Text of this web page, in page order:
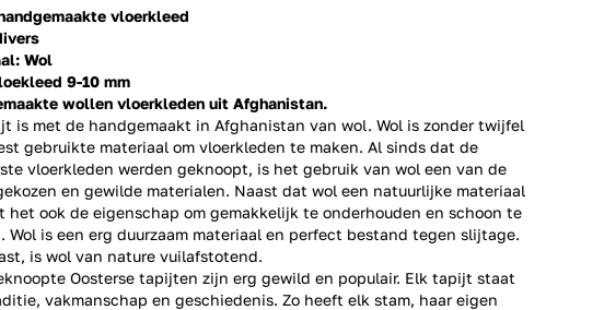
vloerkleed
Wol
9-10 mm
wollen vloerkleden uit Afghanistan.
is met de handgemaakt in Afghanistan van wol. Wol is zonder twijfel
gebruikte materiaal om vloerkleden te maken. Al sinds dat de
vloerkleden werden geknoopt, is het gebruik van wol een van de
en gewilde materialen. Naast dat wol een natuurlijke materiaal
het ook de eigenschap om gemakkelijk te onderhouden en schoon te
Wol is een erg duurzaam materiaal en perfect bestand tegen slijtage.
is wol van nature vuilafstotend.
Oosterse tapijten zijn erg gewild en populair. Elk tapijt staat
vakmanschap en geschiedenis. Zo heeft elk stam, haar eigen